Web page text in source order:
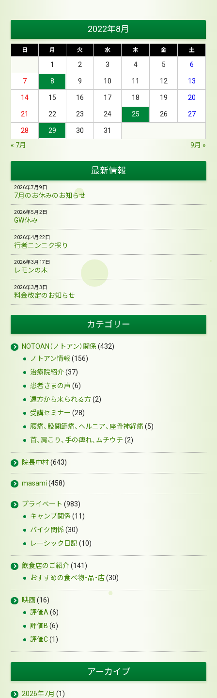
2022年8月
日 月 火 水 木 金 土
1 2 3 4 5 6
7 8 9 10 11 12 13
14 15 16 17 18 19 20
21 22 23 24 25 26 27
28 29 30
31
« 7月
9月 »
最新情報
7月のお休みのお知らせ
2026年7月9日
GW休み
2026年5月2日
行者ニンニク採り
2026年4月22日
レモンの木
2026年3月17日
料金改定のお知らせ
2026年3月3日
カテゴリー
NOTOAN（ノトアン）関係(432)
ノトアン情報 (156)
治療院紹介(37)
患者さまの声 (6)
遠方から来られる方(2)
受講セミナー (28)
腰痛、股関節痛、ヘルニア、座骨神経痛 (5)
首、肩こり、手の痺れ、ムチウチ (2)
院長中村(643)
masami (458)
プライベート (983)
キャンプ関係(11)
バイク関係(30)
レーシック日記(10)
飲食店のご紹介(141)
おすすめの食べ物・品・店(30)
映画(16)
評価A (6)
評価B (6)
評価C(1)
アーカイブ
2026年7月 (1)